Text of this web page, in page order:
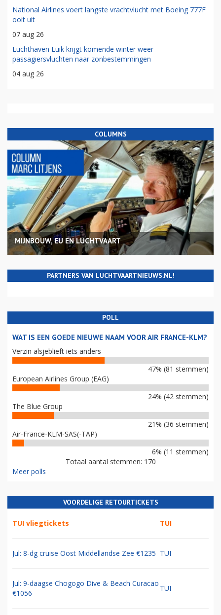
National Airlines voert langste vrachtvlucht met Boeing 777F
ooit uit
07 aug 26
Luchthaven Luik krijgt komende winter weer
passagiersvluchten naar zonbestemmingen
04 aug 26
COLUMNS
MIJNBOUW, EU EN LUCHTVAART
PARTNERS VAN LUCHTVAARTNIEUWS.NL!
POLL
WAT IS EEN GOEDE NIEUWE NAAM VOOR AIR FRANCE-KLM?
Verzin alsjeblieft iets anders
47% (81 stemmen)
European Airlines Group (EAG)
24% (42 stemmen)
The Blue Group
21% (36 stemmen)
Air-France-KLM-SAS(-TAP)
6% (11 stemmen)
Totaal aantal stemmen: 170
Meer polls
VOORDELIGE RETOURTICKETS
TUI vliegtickets TUI
Jul: 8-dg cruise Oost Middellandse Zee €1235 TUI
Jul: 9-daagse Chogogo Dive & Beach Curacao
€1056
TUI